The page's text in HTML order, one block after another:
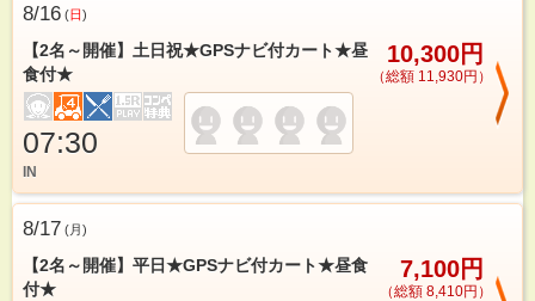
8/16 (日)
【2名～開催】土日祝★GPSナビ付カート★昼
食付★
10,300円
（総額 11,930円）
07:30
IN
8/17 (月)
【2名～開催】平日★GPSナビ付カート★昼食
付★
7,100円
（総額 8,410円）